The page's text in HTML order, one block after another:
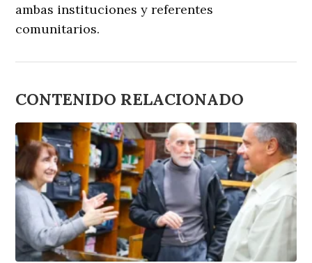
ambas instituciones y referentes
comunitarios.
CONTENIDO RELACIONADO